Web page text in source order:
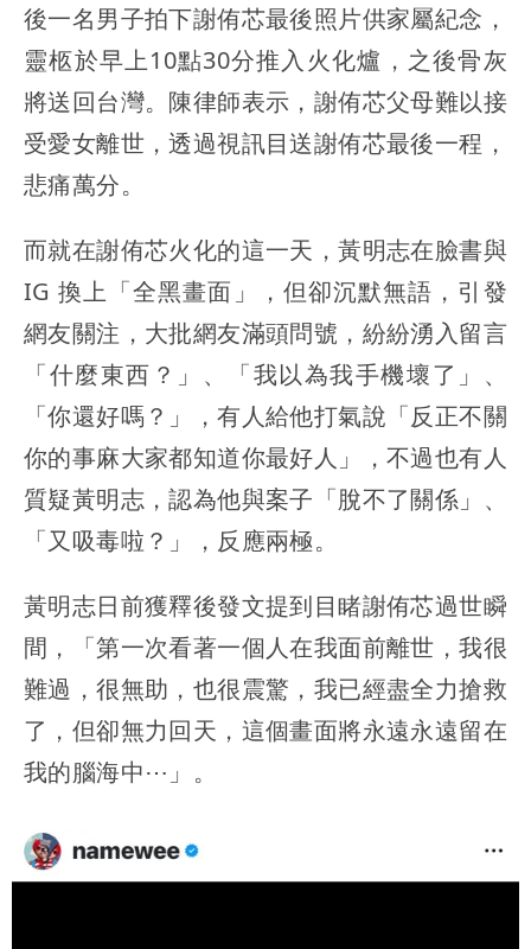
後一名男子拍下謝侑芯最後照片供家屬紀念，
靈柩於早上10點30分推入火化爐，之後骨灰
將送回台灣。陳律師表示，謝侑芯父母難以接
受愛女離世，透過視訊目送謝侑芯最後一程，
悲痛萬分。
而就在謝侑芯火化的這一天，黃明志在臉書與
IG 換上「全黑畫面」，但卻沉默無語，引發
網友關注，大批網友滿頭問號，紛紛湧入留言
「什麼東西？」、「我以為我手機壞了」、
「你還好嗎？」，有人給他打氣說「反正不關
你的事麻大家都知道你最好人」，不過也有人
質疑黃明志，認為他與案子「脫不了關係」、
「又吸毒啦？」，反應兩極。
黃明志日前獲釋後發文提到目睹謝侑芯過世瞬
間，「第一次看著一個人在我面前離世，我很
難過，很無助，也很震驚，我已經盡全力搶救
了，但卻無力回天，這個畫面將永遠永遠留在
我的腦海中⋯」。